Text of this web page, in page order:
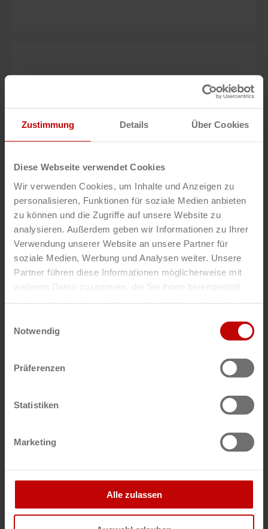
Zustimmung Details Über Cookies
Diese Webseite verwendet Cookies
Wir verwenden Cookies, um Inhalte und Anzeigen zu
personalisieren, Funktionen für soziale Medien anbieten
zu können und die Zugriffe auf unsere Website zu
analysieren. Außerdem geben wir Informationen zu Ihrer
Verwendung unserer Website an unsere Partner für
soziale Medien, Werbung und Analysen weiter. Unsere
Partner führen diese Informationen möglicherweise mit
weiteren Daten zusammen, die Sie ihnen bereitgestellt
Notwendig
Präferenzen
Statistiken
Marketing
Alle zulassen
DE
Hermes
DE
Laufenberg
Knorr-Bremse